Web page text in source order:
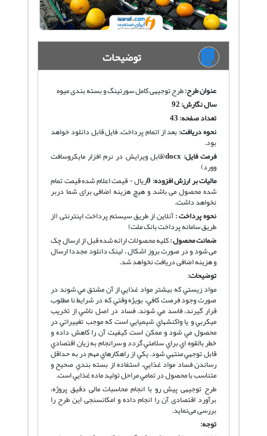
توضیحات
عنوان طرح:طرح توجیهی کامل سورتینگ و بسته بندی میوه
سال نگارش: 92
تعداد صفحه: 43
نحوه دریافت:بعد از اتمام پرداخت، فایل قابل دانلود خواهد
بود.
فرمت فایل:docx(قابل ویرایش در نرم افزار مایکروسافت
وورد)
مالیات بر ارزش افزوده: 0ریال - قیمت اعلام شده قیمت تمام
شده محصول می باشد و هیچ هزینه اضافی برای شما دربر
نخواهد داشت.
نحوه پرداخت :آنلاین از طریق سیستم پرداخت اینترنتی (از
طریق سامانه پرداخت بانک ملت)
ضمانت محصول :کلیه محصولات ارائه شده قبل از ارسال چک
می شود و در صورت بروز اشکال ، لینک دانلود مجددا ارسال
و هزینه اضافی دریافت نخواهد شد.
توضیحات:
مواد زيستي كه بيشتر مواد غذايي از آن مشتق مي شوند در
صورت وجود فرصت كافي، بويژه وقتي كه در شرايط نا مطلوب
قرار گيرند، فاسد مي شوند. فساد در اصل ناشي از تخريب
ميكربي و يا واكنشهاي شيميايي است كه موجب تغييراتي در
محصول مي شود و ممكن است كيفيت آن را كاهش داده و
خطر بالقوه اي براي سلامتي گردد و سرانجام به زيان اقتصادي
قابل توجهي منتهي شود. يكي از راهكارهاي مهم در به حداقل
رساندن فساد مواد غذايي، استفاده از بسته بندي صحيح و
متناسب با محصول در تمامي مراحل توليد ماده غذايي است.
طرح توجیهی پیش رو با انجام محاسبات مالی دقیق پروژه،
برآورد اقتصادی آن را انجام داده و امکانسنجی این طرح را
بررسی می‌نماید.
توجه: